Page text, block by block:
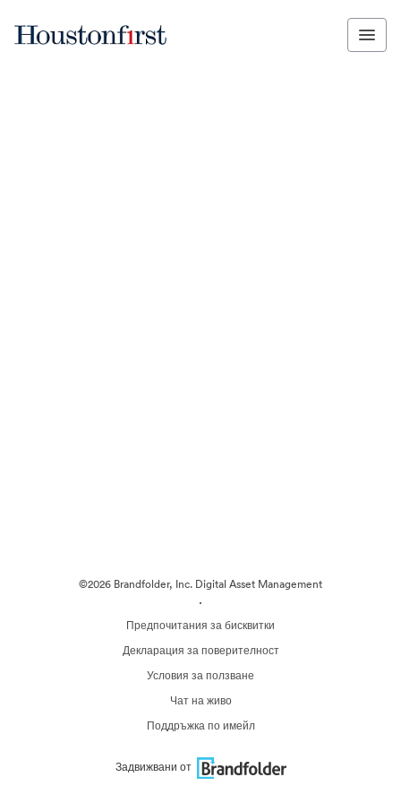
©2026 Brandfolder, Inc. Digital Asset Management
·
Предпочитания за бисквитки
Декларация за поверителност
Условия за ползване
Чат на живо
Поддръжка по имейл
Задвижвани от